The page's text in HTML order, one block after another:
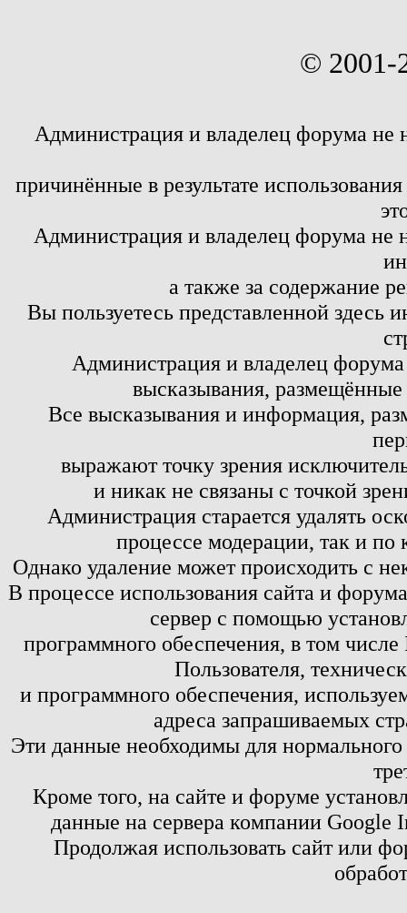
© 2001-
Администрация и владелец форума не
причинённые в результате
Администрация и владелец форума не
а также за содержание
Вы пользуетесь представленной здесь
Администрация и владелец
высказывания,
Все высказывания и информация,
выражают точку зрения
и никак не связаны с точкой
Администрация старается удалять
процессе модерации, так и по
Однако удаление может происходить с
В процессе использования сайта и
сервер с помощью
программного обеспечения, в том
Пользователя,
и программного обеспечения,
адреса запрашиваемых
Эти данные необходимы для
Кроме того, на сайте и форуме
данные на сервера компании
Продолжая использовать сайт или